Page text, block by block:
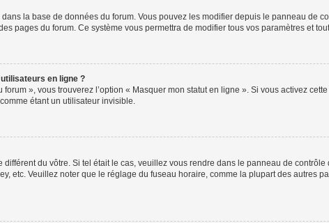
la base de données du forum. Vous pouvez les modifier depuis le panneau de
pages du forum. Ce système vous permettra de modifier tous vos paramètres et
en ligne ?
», vous trouverez l’option « Masquer mon statut en ligne ». Si vous activez
étant un utilisateur invisible.
différent du vôtre. Si tel était le cas, veuillez vous rendre dans le panneau de
etc. Veuillez noter que le réglage du fuseau horaire, comme la plupart des autres